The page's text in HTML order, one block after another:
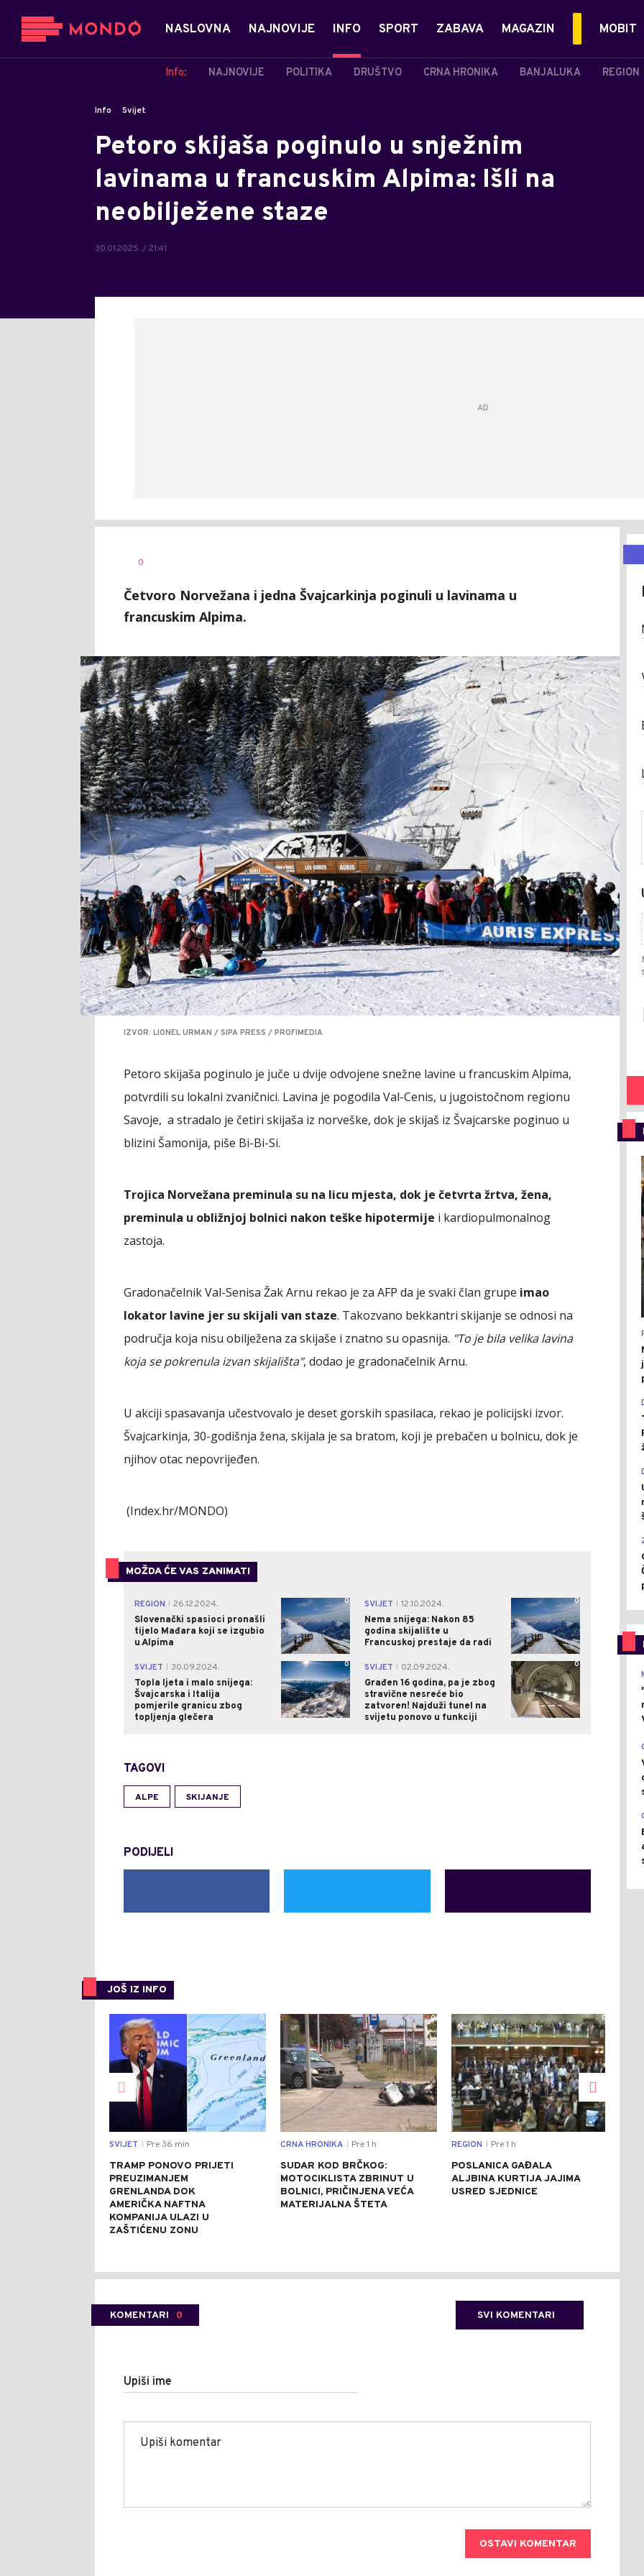
NASLOVNA NAJNOVIJE INFO
Info: NAJNOVIJE POLITIKA DRUŠTVO CRNA HRONIKA BANJALUKA REGION
SPORT ZABAVA MAGAZIN MOBIT
Info Svijet
Petoro skijaša poginulo u snježnim
lavinama u francuskim Alpima: Išli na
neobilježene staze
30.01.2025. / 21:41
AUTOR
0
Četvoro Norvežana i jedna Švajcarkinja poginuli u lavinama u
francuskim Alpima.
IZVOR: LIONEL URMAN / SIPA PRESS / PROFIMEDIA
Petoro skijaša poginulo je juče u dvije odvojene snežne lavine u francuskim Alpima,
potvrdili su lokalni zvaničnici. Lavina je pogodila Val-Cenis, u jugoistočnom regionu
Savoje, a stradalo je četiri skijaša iz norveške, dok je skijaš iz Švajcarske poginuo u
blizini Šamonija, piše Bi-Bi-Si.
Trojica Norvežana preminula su na licu mjesta, dok je četvrta žrtva, žena,
preminula u obližnjoj bolnici nakon teške hipotermije i kardiopulmonalnog
zastoja.
Gradonačelnik Val-Senisa Žak Arnu rekao je za AFP da je svaki član grupe imao
lokator lavine jer su skijali van staze. Takozvano bekkantri skijanje se odnosi na
područja koja nisu obilježena za skijaše i znatno su opasnija. "To je bila velika lavina
koja se pokrenula izvan skijališta", dodao je gradonačelnik Arnu.
U akciji spasavanja učestvovalo je deset gorskih spasilaca, rekao je policijski izvor.
Švajcarkinja, 30-godišnja žena, skijala je sa bratom, koji je prebačen u bolnicu, dok je
njihov otac nepovrijeđen.
(Index.hr/MONDO)
MOŽDA ĆE VAS ZANIMATI
REGION
26.12.2024.
Slovenački spasioci pronašli
tijelo Mađara koji se izgubio
u Alpima
0 SVIJET
12.10.2024.
Nema snijega: Nakon 85
godina skijalište u
Francuskoj prestaje da radi
0
SVIJET
30.09.2024.
Topla ljeta i malo snijega:
Švajcarska i Italija
pomjerile granicu zbog
topljenja glečera
0 SVIJET
02.09.2024.
Građen 16 godina, pa je zbog
stravične nesreće bio
zatvoren! Najduži tunel na
svijetu ponovo u funkciji
0
TAGOVI
ALPE SKIJANJE
PODIJELI
JOŠ IZ INFO
0
SVIJET Pre 36 min
TRAMP PONOVO PRIJETI
PREUZIMANJEM
GRENLANDA DOK
AMERIČKA NAFTNA
KOMPANIJA ULAZI U
ZAŠTIĆENU ZONU
0
CRNA HRONIKA Pre 1 h
SUDAR KOD BRČKOG:
MOTOCIKLISTA ZBRINUT U
BOLNICI, PRIČINJENA VEĆA
MATERIJALNA ŠTETA
0
REGION Pre 1 h
POSLANICA GAĐALA
ALJBINA KURTIJA JAJIMA
USRED SJEDNICE
KOMENTARI 0 SVI KOMENTARI
Upiši ime
OSTAVI KOMENTAR